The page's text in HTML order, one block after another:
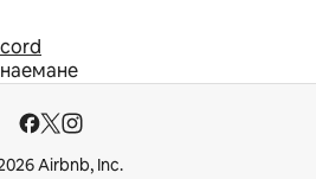
Airbnb, Inc.